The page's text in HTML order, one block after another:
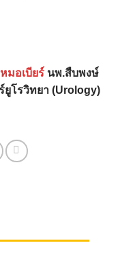
หมอเบียร์ นพ.สืบพงษ์
ยูโรวิทยา (Urology)